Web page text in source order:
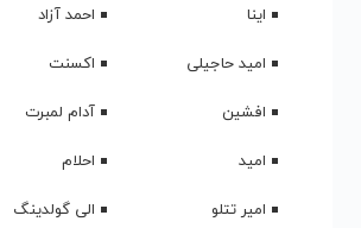
اینا
احمد آزاد
امید حاجیلی
اکسنت
افشین
آدام لمبرت
امید
احلام
امیر تتلو
الی گولدینگ